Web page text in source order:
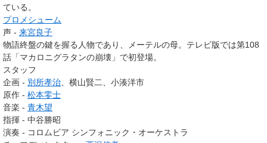
ている。
プロメシューム
声 - 来宮良子
物語終盤の鍵を握る人物であり、メーテルの母。テレビ版では第108
話「マカロニグラタンの崩壊」で初登場。
スタッフ
企画 - 別所孝治 、横山賢二、小湊洋市
原作 - 松本零士
音楽 - 青木望
指揮 - 中谷勝昭
演奏 - コロムビア シンフォニック・オーケストラ